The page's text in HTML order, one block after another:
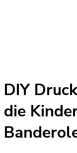
DIY
die